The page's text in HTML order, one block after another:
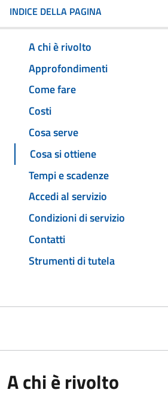
INDICE DELLA PAGINA
A chi è rivolto
Approfondimenti
Come fare
Costi
Cosa serve
Cosa si ottiene
Tempi e scadenze
Accedi al servizio
Condizioni di servizio
Contatti
Strumenti di tutela
A chi è rivolto